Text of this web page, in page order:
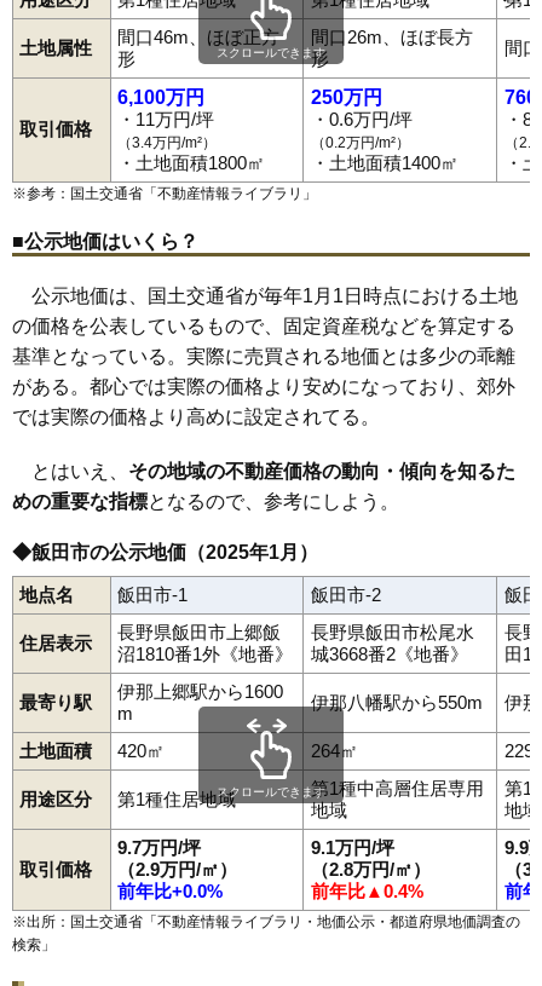
土地属性
間口46m、ほぼ正方
形
間口26m、ほぼ長方
形
間
取引価格
6,100万円
・11万円/坪
（3.4万円/m²）
・土地面積1800㎡
250万円
・0.6万円/坪
（0.2万円/m²）
・土地面積1400㎡
760
・
（
・
スクロールできます
※参考：国土交通省「不動産情報ライブラリ 」
■公示地価はいくら？
公示地価は、国土交通省が毎年1月1日時点における土地
の価格を公表しているもので、固定資産税などを算定する
基準となっている。実際に売買される地価とは多少の乖離
がある。都心では実際の価格より安めになっており、郊外
では実際の価格より高めに設定されてる。
とはいえ、 その地域の不動産価格の動向・傾向を知るた
めの重要な指標となるので、参考にしよう。
◆飯田市の公示地価（2025年1月）
地点名 飯田市-1 飯田市-2 飯
住居表示
長野県飯田市上郷飯
沼1810番1外《地番》
長野県飯田市松尾水
城3668番2《地番》
長
田
最寄り駅
伊那上郷駅から1600
m
伊那八幡駅から550m 伊
土地面積 420㎡ 264㎡ 229
用途区分 第1種住居地域
第1種中高層住居専用
地域
第1
地域
取引価格
9.7万円/坪
（2.9万円/㎡）
前年比+0.0%
9.1万円/坪
（2.8万円/㎡）
前年比▲0.4%
9.9
（
前
スクロールできます
※出所：国土交通省「不動産情報ライブラリ・地価公示・都道府県地価調査の
検索 」
毛賀小伝馬町座光寺嶋下殿岡 下久堅正永町砂払町大門町
滝の沢竹佐駄科龍江立石知久町東栄町 通り町時又
長野原
中村白山町白山通り箱川羽場羽場町本町 松尾
松尾明 松川町丸山町水の手町三日市場
宮の前山本八幡町
天竜峡駅川路駅時又駅駄科駅毛賀駅伊那八幡駅下山村駅
鼎駅切石駅飯田駅桜町駅伊那上郷駅元善光寺駅